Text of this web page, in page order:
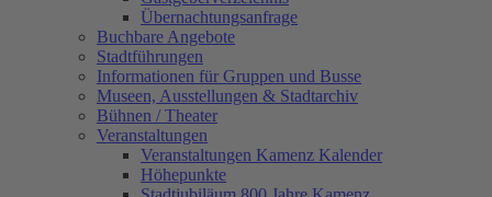
Übernachtungsanfrage
Buchbare Angebote
Stadtführungen
Informationen für Gruppen und Busse
Museen, Ausstellungen & Stadtarchiv
Bühnen / Theater
Veranstaltungen
Veranstaltungen Kamenz Kalender
Höhepunkte